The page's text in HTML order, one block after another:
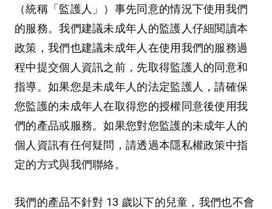
（統稱「監護人」）事先同意的情況下使用我們
的服務。我們建議未成年人的監護人仔細閱讀本
政策，我們也建議未成年人在使用我們的服務過
程中提交個人資訊之前，先取得監護人的同意和
指導。如果您是未成年人的法定監護人，請確保
您監護的未成年人在取得您的授權同意後使用我
們的產品或服務。如果您對您監護的未成年人的
個人資訊有任何疑問，請透過本隱私權政策中指
定的方式與我們聯絡。
我們的產品不針對 13 歲以下的兒童，我們也不會